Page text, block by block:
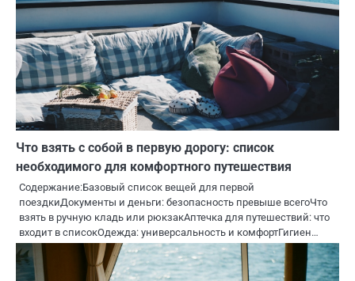
Что взять с собой в первую дорогу: список
необходимого для комфортного путешествия
Содержание:Базовый список вещей для первой
поездкиДокументы и деньги: безопасность превыше всегоЧто
взять в ручную кладь или рюкзакАптечка для путешествий: что
входит в списокОдежда: универсальность и комфортГигиен…